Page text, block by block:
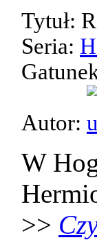
Tytuł:
Seria:
Autor:
W
>>